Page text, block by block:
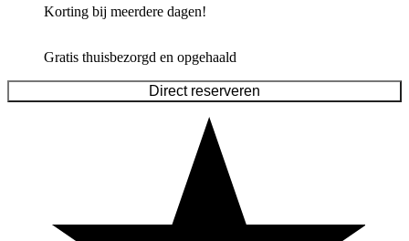
Korting bij meerdere dagen!
Gratis thuisbezorgd en opgehaald
Direct reserveren